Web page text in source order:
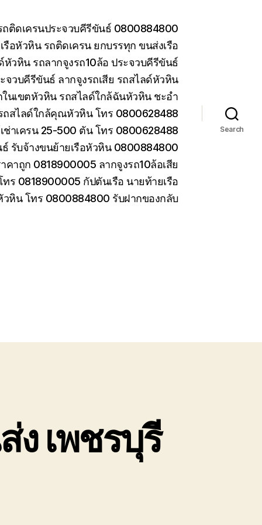
ติดเครนประจวบคีรีขันธ์ 0800884800
รือหัวหิน รถติดเครน ยกบรรทุก ขนส่งเรือ
หัวหิน รถลากจูงรถ10ล้อ ประจวบคีรีขันธ์
จวบคีรีขันธ์ ลากจูงรถเสีย รถสไลด์หัวหิน
ในเขตหัวหิน รถสไลด์ใกล้ฉันหัวหิน ชะอำ
ถสไลด์ใกล้คุณหัวหิน โทร 0800628488
ช่าเครน 25-500 ตัน โทร 0800628488
รับจ้างขนย้ายเรือหัวหิน 0800884800
คาถูก 0818900005 ลากจูงรถ10ล้อเสีย
ร 0818900005 กัปตันเรือ นายท้ายเรือ
วหิน โทร 0800884800 รับฝากของกลับ
Search
ง เพชรบุรี